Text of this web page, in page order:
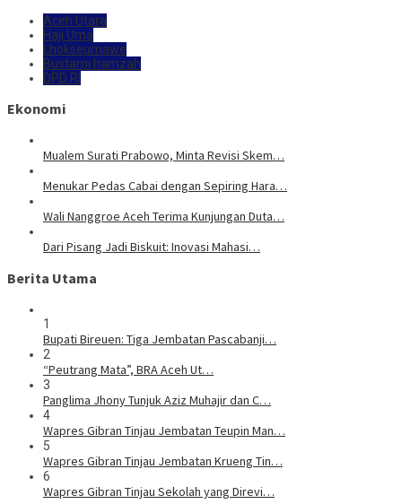
Aceh Utara
Haji Uma
Lhokseumawe
Bustami hamzah
DPD RI
Ekonomi
Mualem Surati Prabowo, Minta Revisi Skem…
Menukar Pedas Cabai dengan Sepiring Hara…
Wali Nanggroe Aceh Terima Kunjungan Duta…
Dari Pisang Jadi Biskuit: Inovasi Mahasi…
Berita Utama
1
Bupati Bireuen: Tiga Jembatan Pascabanji…
2
“Peutrang Mata”, BRA Aceh Ut…
3
Panglima Jhony Tunjuk Aziz Muhajir dan C…
4
Wapres Gibran Tinjau Jembatan Teupin Man…
5
Wapres Gibran Tinjau Jembatan Krueng Tin…
6
Wapres Gibran Tinjau Sekolah yang Direvi…